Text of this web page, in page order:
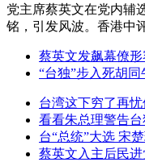
党主席蔡英文在党内辅
铭，引发风波。香港中
蔡英文发飙幕僚
“台独”步入死胡
台湾这下穷了再
看看朱总理警告
台“总统”大选 宋
蔡英文入主后民进